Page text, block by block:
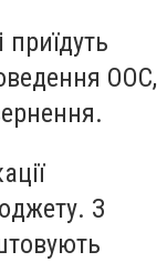
приїдуть
ООС,
З